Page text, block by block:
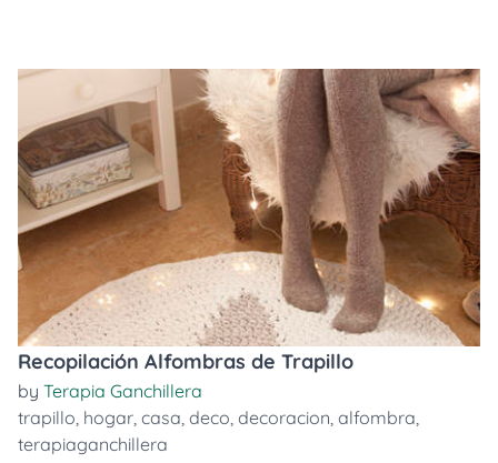
Recopilación Alfombras de Trapillo
by Terapia Ganchillera
trapillo, hogar, casa, deco, decoracion, alfombra,
terapiaganchillera